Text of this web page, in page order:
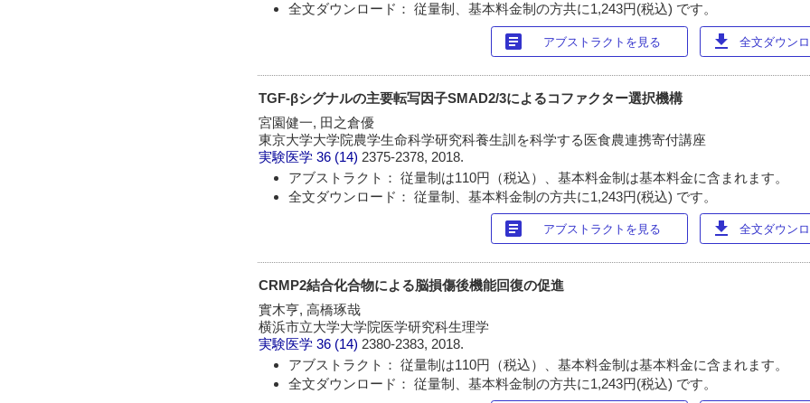
全文ダウンロード： 従量制、基本料金制の方共に1,243円(税込) です。
article アブストラクトを見る download 全文ダウン
TGF-βシグナルの主要転写因子SMAD2/3によるコファクター選択機構
宮園健一, 田之倉優
東京大学大学院農学生命科学研究科養生訓を科学する医食農連携寄付講座
実験医学 36 (14) 2375-2378, 2018.
アブストラクト： 従量制は110円（税込）、基本料金制は基本料金に含まれます。
全文ダウンロード： 従量制、基本料金制の方共に1,243円(税込) です。
article アブストラクトを見る download 全文ダウン
CRMP2結合化合物による脳損傷後機能回復の促進
實木亨, 高橋琢哉
横浜市立大学大学院医学研究科生理学
実験医学 36 (14) 2380-2383, 2018.
アブストラクト： 従量制は110円（税込）、基本料金制は基本料金に含まれます。
全文ダウンロード： 従量制、基本料金制の方共に1,243円(税込) です。